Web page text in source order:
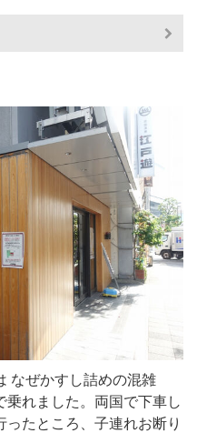
なぜかすし詰めの混雑
乗れました。両国で下車し
たところ、子連れお断り